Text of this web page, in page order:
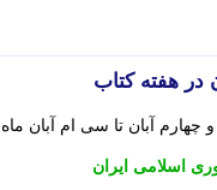
آبان تا سی ام آبان ماه
اسلامی ایران